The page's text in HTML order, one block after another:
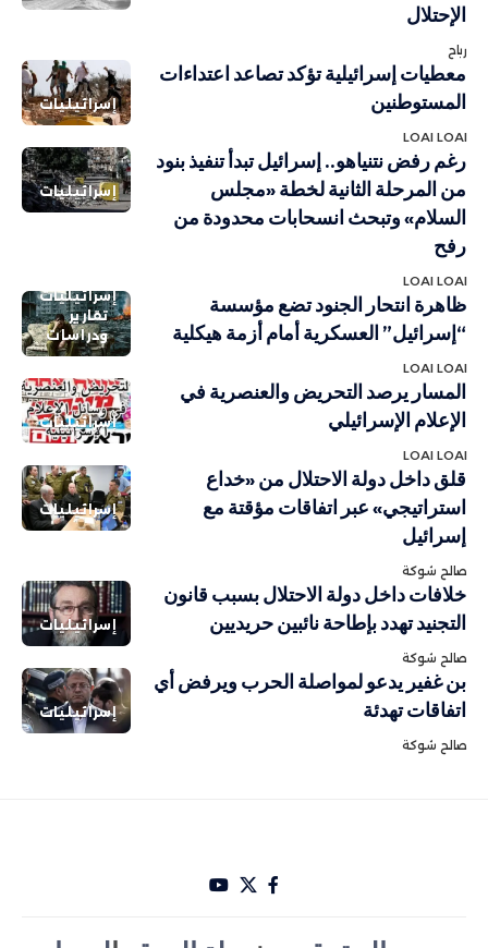
الإحتلال
رباح
إسرائيليات
معطيات إسرائيلية تؤكد تصاعد اعتداءات
المستوطنين
LOAI LOAI
إسرائيليات
رغم رفض نتنياهو.. إسرائيل تبدأ تنفيذ بنود
من المرحلة الثانية لخطة «مجلس
السلام» وتبحث انسحابات محدودة من
رفح
LOAI LOAI
إسرائيليات
تقارير
ودراسات
ظاهرة انتحار الجنود تضع مؤسسة
“إسرائيل” العسكرية أمام أزمة هيكلية
LOAI LOAI
إسرائيليات
المسار يرصد التحريض والعنصرية في
الإعلام الإسرائيلي
LOAI LOAI
إسرائيليات
قلق داخل دولة الاحتلال من «خداع
استراتيجي» عبر اتفاقات مؤقتة مع
إسرائيل
صالح شوكة
إسرائيليات
خلافات داخل دولة الاحتلال بسبب قانون
التجنيد تهدد بإطاحة نائبين حريديين
صالح شوكة
إسرائيليات
بن غفير يدعو لمواصلة الحرب ويرفض أي
اتفاقات تهدئة
صالح شوكة